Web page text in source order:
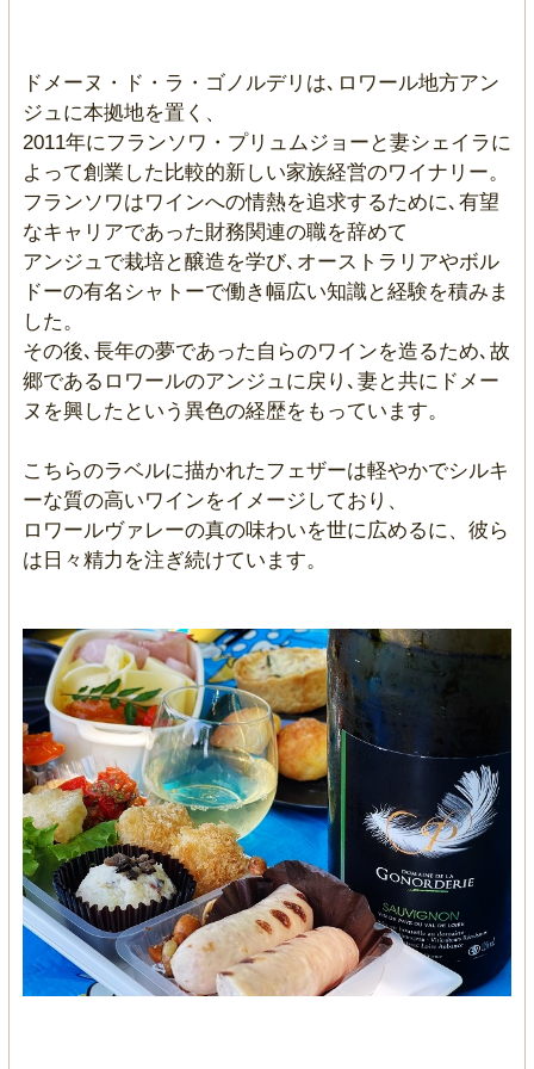
ドメーヌ・ド・ラ・ゴノルデリは､ロワール地方アン
ジュに本拠地を置く、
2011年にフランソワ・プリュムジョーと妻シェイラに
よって創業した比較的新しい家族経営のワイナリー。
フランソワはワインへの情熱を追求するために､有望
なキャリアであった財務関連の職を辞めて
アンジュで栽培と醸造を学び､オーストラリアやボル
ドーの有名シャトーで働き幅広い知識と経験を積みま
した。
その後､長年の夢であった自らのワインを造るため､故
郷であるロワールのアンジュに戻り､妻と共にドメー
ヌを興したという異色の経歴をもっています。
こちらのラベルに描かれたフェザーは軽やかでシルキ
ーな質の高いワインをイメージしており、
ロワールヴァレーの真の味わいを世に広めるに、彼ら
は日々精力を注ぎ続けています。